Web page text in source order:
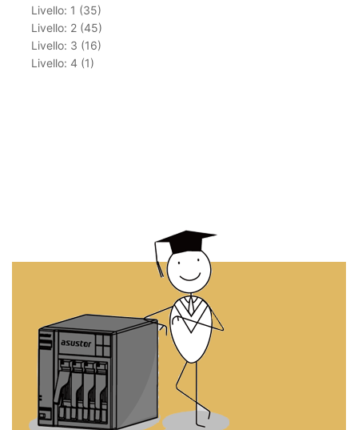
Livello: 1 (35)
Livello: 2 (45)
Livello: 3 (16)
Livello: 4 (1)